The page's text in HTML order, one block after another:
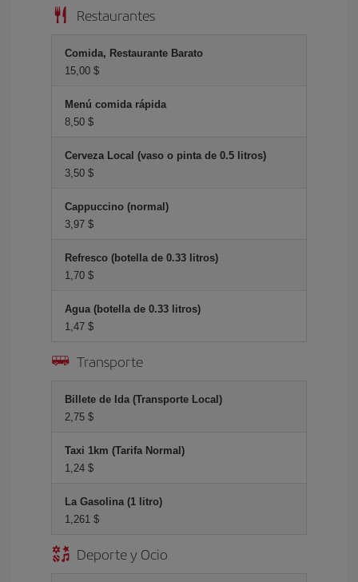
Restaurantes
Comida, Restaurante Barato
15,00 $
Menú comida rápida
8,50 $
Cerveza Local (vaso o pinta de 0.5 litros)
3,50 $
Cappuccino (normal)
3,97 $
Refresco (botella de 0.33 litros)
1,70 $
Agua (botella de 0.33 litros)
1,47 $
Transporte
Billete de Ida (Transporte Local)
2,75 $
Taxi 1km (Tarifa Normal)
1,24 $
La Gasolina (1 litro)
1,261 $
Deporte y Ocio